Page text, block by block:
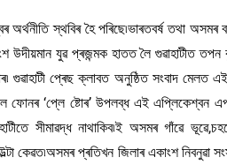
স্থবিৰ হৈ পৰিছে৷ভাৰতবৰ্ষ তথা অসমৰ
যুৱ প্ৰজন্মক হাতত লৈ গুৱাহাটীত তপন
গুৱাহাটী প্ৰেছ ক্লাবত অনুষ্ঠিত সংবাদ
ফোনৰ ‘প্লে ষ্টোৰ’ উপলব্ধ এই
সীমাৱদ্ধ নাথাকিব৷ই অসমৰ গাঁৱে
কেৱত৷অসমৰ প্ৰতিখন জিলাৰ একাংশ নিবনুৱা